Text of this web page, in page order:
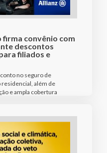
firma convênio com
descontos
filiados e
no seguro de
residencial, além de
e ampla cobertura